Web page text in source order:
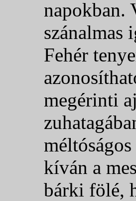
napokban.
szánalmas
Fehér
megérinti
kíván a
bárki fölé,